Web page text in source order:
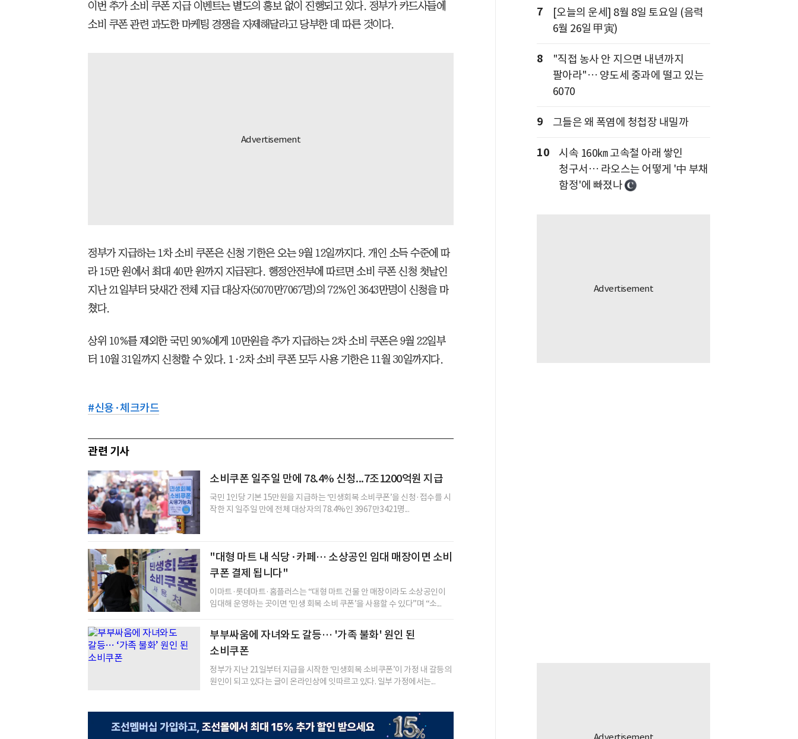
이번 추가 소비 쿠폰 지급 이벤트는 별도의 홍보 없이 진행되고 있다. 정부가 카드사들에
소비 쿠폰 관련 과도한 마케팅 경쟁을 자제해달라고 당부한 데 따른 것이다.
정부가 지급하는 1차 소비 쿠폰은 신청 기한은 오는 9월 12일까지다. 개인 소득 수준에 따
라 15만 원에서 최대 40만 원까지 지급된다. 행정안전부에 따르면 소비 쿠폰 신청 첫날인
지난 21일부터 닷새간 전체 지급 대상자(5070만7067명)의 72%인 3643만명이 신청을 마
쳤다.
상위 10%를 제외한 국민 90%에게 10만원을 추가 지급하는 2차 소비 쿠폰은 9월 22일부
터 10월 31일까지 신청할 수 있다. 1·2차 소비 쿠폰 모두 사용 기한은 11월 30일까지다.
#신용·체크카드
관련 기사
소비쿠폰 일주일 만에 78.4% 신청...7조1200억원 지급
국민 1인당 기본 15만원을 지급하는 ‘민생회복 소비쿠폰’을 신청·접수를 시
작한 지 일주일 만에 전체 대상자의 78.4%인 3967만3421명...
"대형 마트 내 식당·카페… 소상공인 임대 매장이면 소비
쿠폰 결제 됩니다"
이마트·롯데마트·홈플러스는 “대형 마트 건물 안 매장이라도 소상공인이
임대해 운영하는 곳이면 ‘민생 회복 소비 쿠폰’을 사용할 수 있다”며 “소...
부부싸움에 자녀와도 갈등… '가족 불화' 원인 된
소비쿠폰
정부가 지난 21일부터 지급을 시작한 ‘민생회복 소비쿠폰’이 가정 내 갈등의
원인이 되고 있다는 글이 온라인상에 잇따르고 있다. 일부 가정에서는...
7
[오늘의 운세] 8월 8일 토요일 (음력
6월 26일 甲寅)
8
"직접 농사 안 지으면 내년까지
팔아라"… 양도세 중과에 떨고 있는
6070
9 그들은 왜 폭염에 청첩장 내밀까
10
시속 160㎞ 고속철 아래 쌓인
청구서… 라오스는 어떻게 '中 부채
함정'에 빠졌나